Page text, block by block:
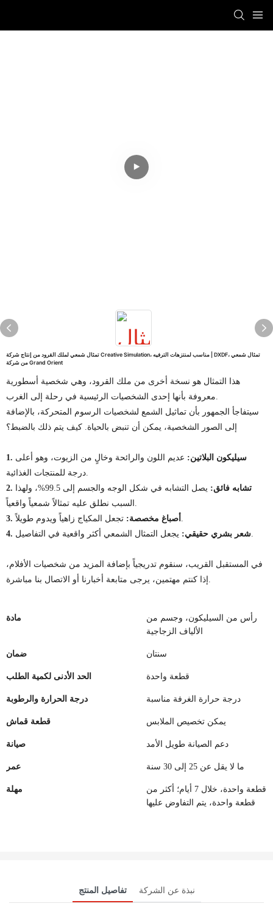
تمثال شمعي لملك القرود من إنتاج شركة Creative Simulation، مناسب لمنتزهات الترفيه | DXDF، تمثال شمعي
من شركة Grand Orient
هذا التمثال هو نسخة أخرى من ملك القرود، وهي شخصية أسطورية
معروفة بأنها إحدى الشخصيات الرئيسية في رحلة إلى الغرب.
سيتفاجأ الجمهور بأن تماثيل الشمع لشخصيات الرسوم المتحركة، بالإضافة
إلى الصور الشخصية، يمكن أن تنبض بالحياة. كيف يتم ذلك بالضبط؟
1. سيليكون البلاتين: عديم اللون والرائحة وخالٍ من الزيوت، وهو أعلى
درجة للمنتجات الغذائية.
2. تشابه فائق:
يصل التشابه في شكل الوجه والجسم إلى 99.5%، ولهذا
السبب نطلق عليه تمثالاً شمعياً واقعياً.
3. أصباغ مخصصة: تجعل المكياج زاهياً ويدوم طويلاً.
4. شعر بشري حقيقي:يجعل التمثال الشمعي أكثر واقعية في التفاصيل.
في المستقبل القريب، سنقوم تدريجياً بإضافة المزيد من شخصيات الأفلام،
إذا كنتم مهتمين، يرجى متابعة أخبارنا أو الاتصال بنا مباشرة.
مادة
رأس من السيليكون، وجسم من
الألياف الزجاجية
ضمان سنتان
الحد الأدنى لكمية الطلب قطعة واحدة
درجة الحرارة والرطوبة درجة حرارة الغرفة مناسبة
قطعة قماش يمكن تخصيص الملابس
صيانة دعم الصيانة طويل الأمد
عمر ما لا يقل عن 25 إلى 30 سنة
مهلة
قطعة واحدة، خلال 7 أيام؛ أكثر من
قطعة واحدة، يتم التفاوض عليها
تفاصيل المنتج نبذة عن الشركة